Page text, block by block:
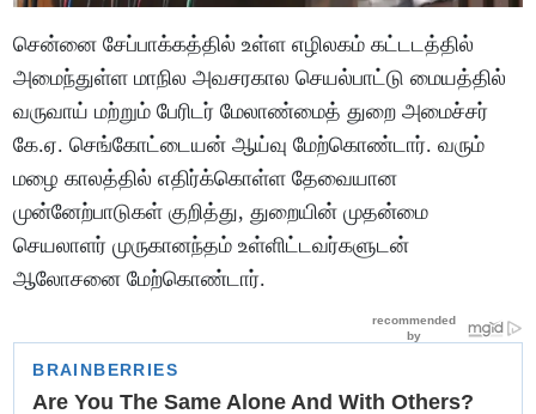
சென்னை சேப்பாக்கத்தில் உள்ள எழிலகம் கட்டடத்தில்
அமைந்துள்ள மாநில அவசரகால செயல்பாட்டு மையத்தில்
வருவாய் மற்றும் பேரிடர் மேலாண்மைத் துறை அமைச்சர்
கே.ஏ. செங்கோட்டையன் ஆய்வு மேற்கொண்டார். வரும்
மழை காலத்தில் எதிர்க்கொள்ள தேவையான
முன்னேற்பாடுகள் குறித்து, துறையின் முதன்மை
செயலாளர் முருகானந்தம் உள்ளிட்டவர்களுடன்
ஆலோசனை மேற்கொண்டார்.